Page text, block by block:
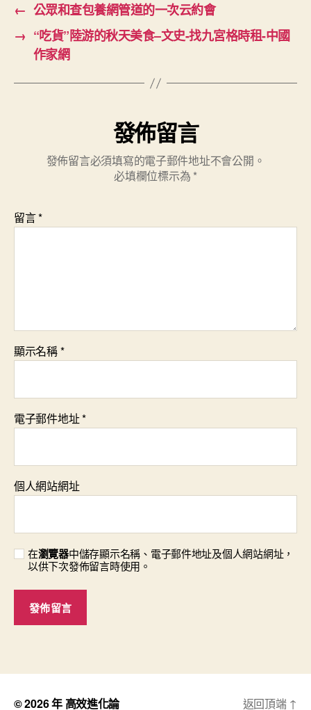
← 公眾和查包養網管道的一次云約會
→ “吃貨”陸游的秋天美食–文史-找九宮格時租-中國
作家網
發佈留言
發佈留言必須填寫的電子郵件地址不會公開。
必填欄位標示為 *
留言*
顯示名稱*
電子郵件地址*
個人網站網址
在瀏覽器中儲存顯示名稱、電子郵件地址及個人網站網址，
以供下次發佈留言時使用。
© 2026 年 高效進化論 返回頂端 ↑